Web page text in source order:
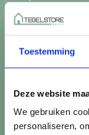
Toestemming
Deze website
We gebruiken
personaliseren,